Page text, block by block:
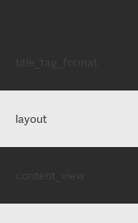
layout